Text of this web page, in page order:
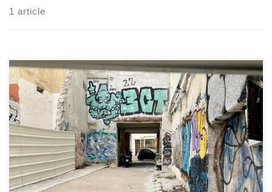
1 article
Le 24 septembre, nous avons rencontré à l’Oasis les actrices des
associations de Noailles avec lesquelles nous allons collaborer sur
notre projet : Isabelle, la directrice de Destination Familles, et
Olivia, de BECAUSE U ART. Ensemble, nous avons échangé sur les
différentes formes que pourrait prendre cette initiative. Comme
de […]